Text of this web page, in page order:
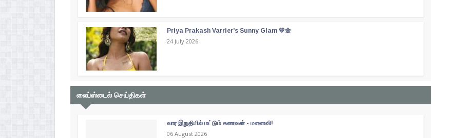
Priya Prakash Varrier's Sunny Glam 💛🌼
24 July 2026
லைப்ஸ்டைல் செய்திகள்
வார இறுதியில் மட்டும் கணவன் - மனைவி!
06 August 2026